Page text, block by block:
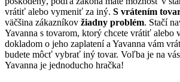
vrátiť alebo vymeniť za iný. S vrátením
väčšina zákazníkov žiadny problém. Stačí
Yavanna s tovarom, ktorý chcete vrátiť alebo
dokladom o jeho zaplatení a Yavanna vám
budete môcť vybrať iný tovar. Voľba je na
Yavanna je jednoducho hračka!